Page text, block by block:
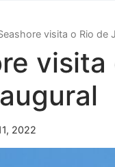
visita o Rio de
2022